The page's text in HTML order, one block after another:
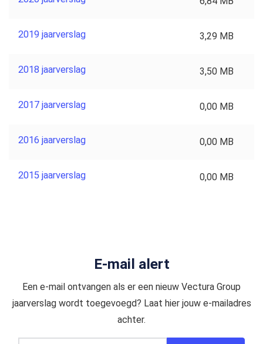
2019 jaarverslag 3,29 MB
2018 jaarverslag 3,50 MB
2017 jaarverslag 0,00 MB
2016 jaarverslag 0,00 MB
2015 jaarverslag 0,00 MB
E-mail alert
Een e-mail ontvangen als er een nieuw Vectura Group
jaarverslag wordt toegevoegd? Laat hier jouw e-mailadres
achter.